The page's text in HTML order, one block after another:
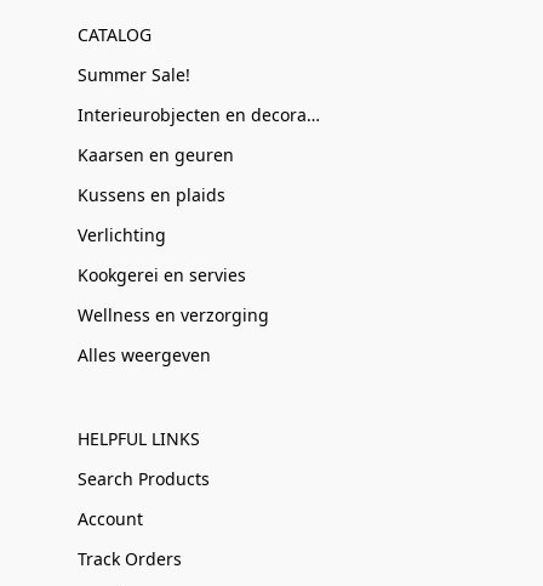
CATALOG
Summer Sale!
Interieurobjecten en decoratie
Kaarsen en geuren
Kussens en plaids
Verlichting
Kookgerei en servies
Wellness en verzorging
Alles weergeven
HELPFUL LINKS
Search Products
Account
Track Orders